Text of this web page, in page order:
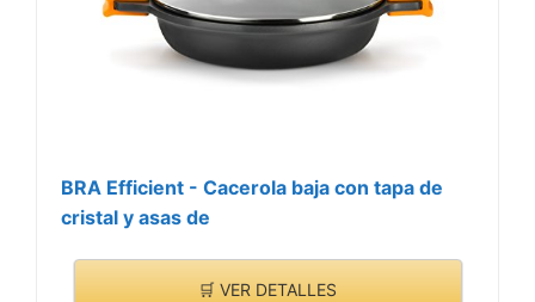
BRA Efficient - Cacerola baja con tapa de
cristal y asas de
🛒 VER DETALLES